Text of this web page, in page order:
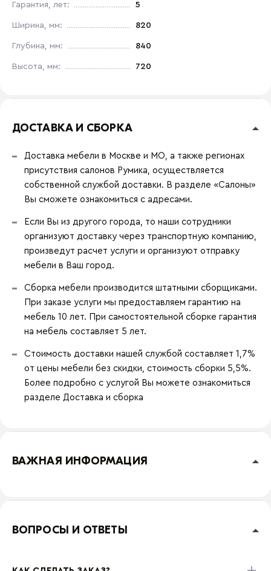
Гарантия, лет: 5
Ширина, мм: 820
Глубина, мм: 840
Высота, мм: 720
ДОСТАВКА И СБОРКА
Доставка мебели в Москве и МО, а также регионах
присутствия салонов Румика, осуществляется
собственной службой доставки. В разделе «Салоны»
Вы сможете ознакомиться с адресами.
Если Вы из другого города, то наши сотрудники
организуют доставку через транспортную компанию,
произведут расчет услуги и организуют отправку
мебели в Ваш город.
Сборка мебели производится штатными сборщиками.
При заказе услуги мы предоставляем гарантию на
мебель 10 лет. При самостоятельной сборке гарантия
на мебель составляет 5 лет.
Стоимость доставки нашей службой составляет 1,7%
от цены мебели без скидки, стоимость сборки 5,5%.
Более подробно с услугой Вы можете ознакомиться
разделе Доставка и сборка
ВАЖНАЯ ИНФОРМАЦИЯ
ВОПРОСЫ И ОТВЕТЫ